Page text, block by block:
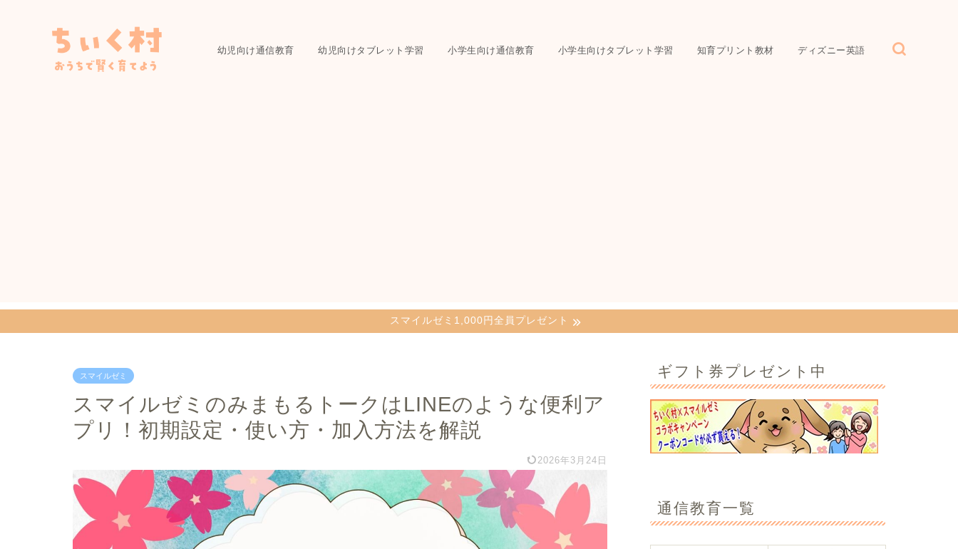
幼児向け通信教育 幼児向けタブレット学習 小学生向け通信教育 小学生向けタブレット学習 知育プリント教材 ディズニー英語
スマイルゼミ1,000円全員プレゼント
スマイルゼミ
スマイルゼミのみまもるトークはLINEのような便利ア
プリ！初期設定・使い方・加入方法を解説
2026年3月24日
ギフト券プレゼント中
通信教育一覧